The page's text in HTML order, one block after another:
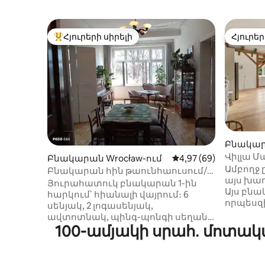
Հյուրերի սիրելի լավագույն տները
Հյուրերի սիրելի
Բնակարան Wrocław-ում Միջին վարկանիշը՝
4,97 (69)
Բնակարան հին թաունհաուսում/
նորաոճ և ընդարձակ
Յուրահատուկ բնակարան 1-ին
հարկում՝ հիանալի վայրում։ 6
սենյակ, 2 լոգասենյակ,
ավտոտնակ, պինգ-պոնգի սեղան,
հեծանիվներ և ավելին։ Ֆիլմի
նկարահանման հրապարակ։
Վիլլա
այս
Այս
100-ամյակի սրահ․